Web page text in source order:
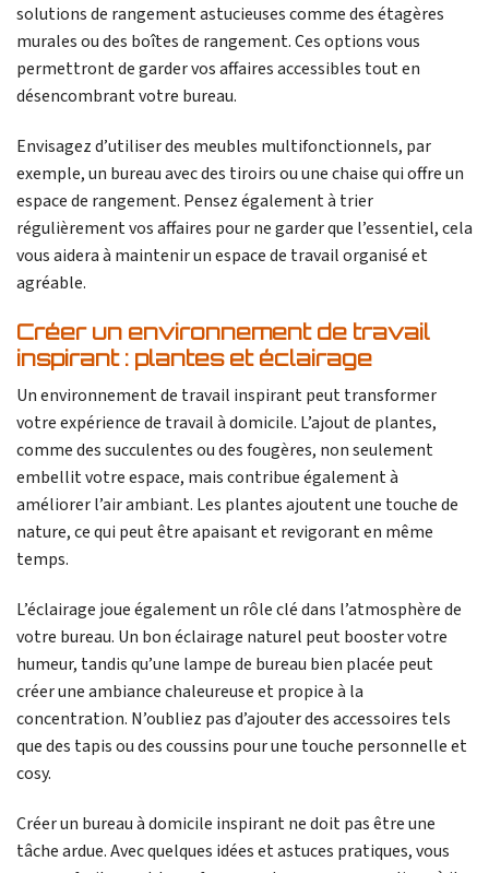
solutions de rangement astucieuses comme des étagères
murales ou des boîtes de rangement. Ces options vous
permettront de garder vos affaires accessibles tout en
désencombrant votre bureau.
Envisagez d’utiliser des meubles multifonctionnels, par
exemple, un bureau avec des tiroirs ou une chaise qui offre un
espace de rangement. Pensez également à trier
régulièrement vos affaires pour ne garder que l’essentiel, cela
vous aidera à maintenir un espace de travail organisé et
agréable.
Créer un environnement de travail
inspirant : plantes et éclairage
Un environnement de travail inspirant peut transformer
votre expérience de travail à domicile. L’ajout de plantes,
comme des succulentes ou des fougères, non seulement
embellit votre espace, mais contribue également à
améliorer l’air ambiant. Les plantes ajoutent une touche de
nature, ce qui peut être apaisant et revigorant en même
temps.
L’éclairage joue également un rôle clé dans l’atmosphère de
votre bureau. Un bon éclairage naturel peut booster votre
humeur, tandis qu’une lampe de bureau bien placée peut
créer une ambiance chaleureuse et propice à la
concentration. N’oubliez pas d’ajouter des accessoires tels
que des tapis ou des coussins pour une touche personnelle et
cosy.
Créer un bureau à domicile inspirant ne doit pas être une
tâche ardue. Avec quelques idées et astuces pratiques, vous